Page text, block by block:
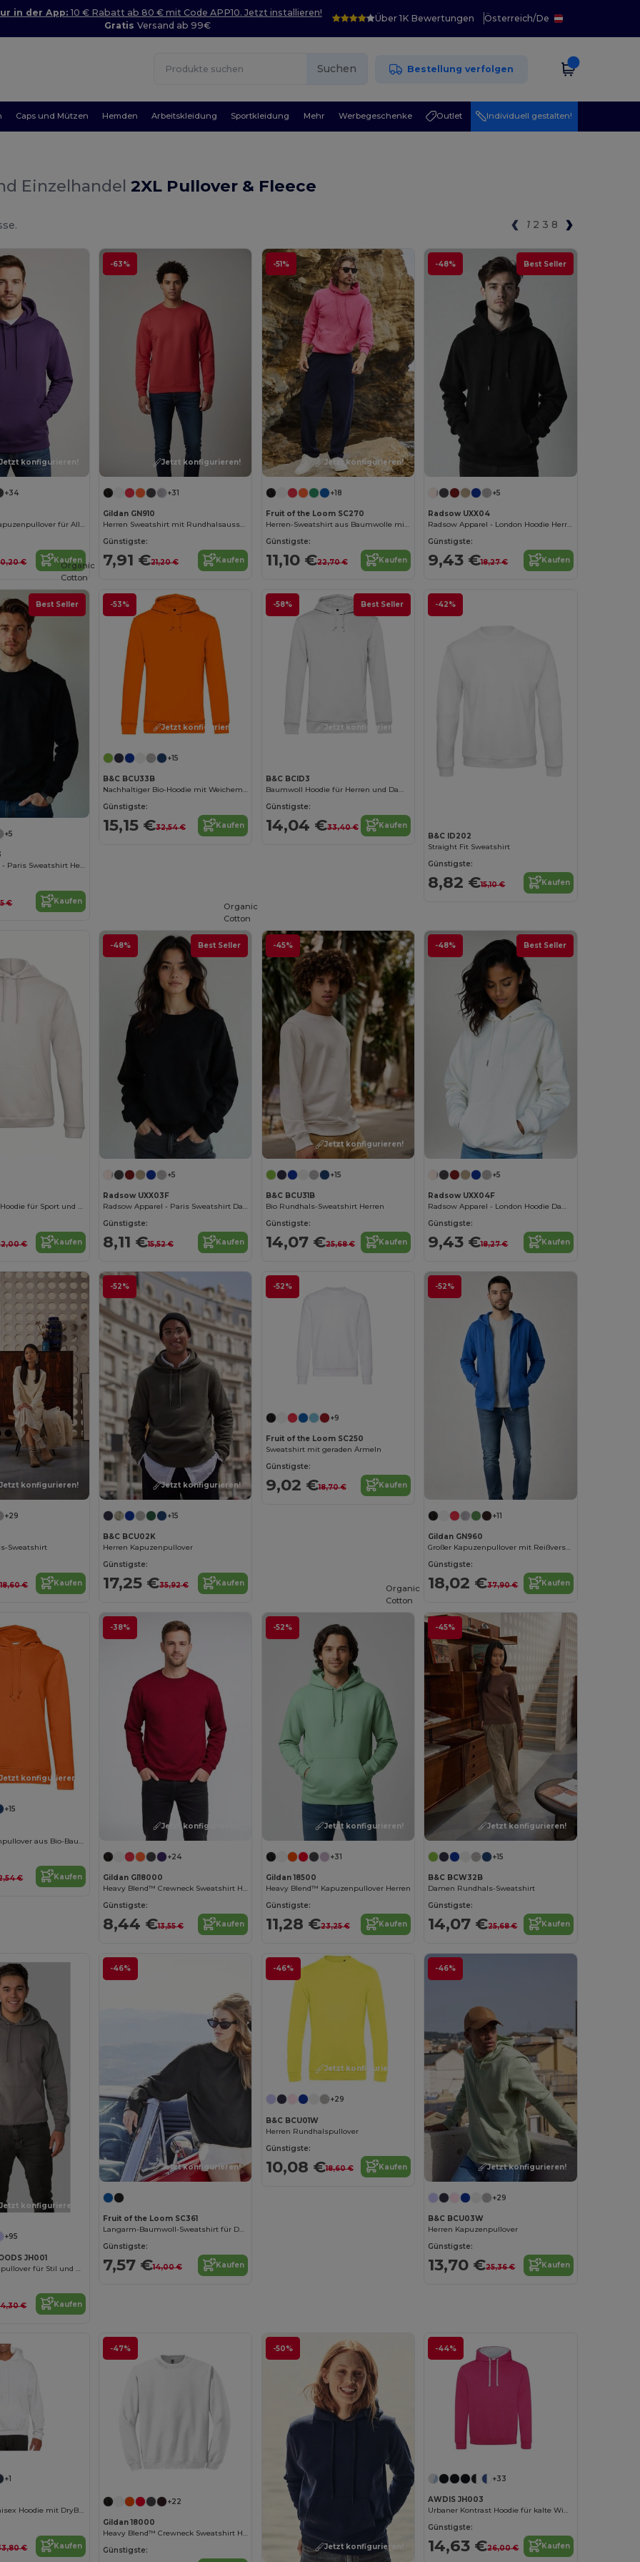
in der App: 10 € Rabatt ab 80 € mit Code APP10. Jetzt installieren!
Gratis Versand ab 99€
Über 1K Bewertungen Österreich/De
Suchen Bestellung verfolgen
Caps und Mützen Hemden Arbeitskleidung Sportkleidung Mehr Werbegeschenke Outlet Individuell gestalten!
Einzelhandel 2XL Pullover & Fleece
1 2 3 8
konfigurieren!
+34
Gildan Unisex Kapuzenpullover für Alltag
€ Kaufen
-63%
Jetzt konfigurieren!
+31
Gildan GN910
Herren Sweatshirt mit Rundhalsausschnitt
Günstigste:
7,91 €21,20 € Kaufen
-51%
Jetzt konfigurieren!
+18
Fruit of the Loom SC270
Herren-Sweatshirt aus Baumwolle mit Kapuze
Günstigste:
11,10 €22,70 € Kaufen
-48% Best Seller
+5
Radsow UXX04
Radsow Apparel - London Hoodie Herren
Günstigste:
9,43 €18,27 € Kaufen
Best Seller
+5
Radsow Apparel - Paris Sweatshirt Herren
€ Kaufen
-53%
Organic
Cotton
Jetzt konfigurieren!
+15
B&C BCU33B
Nachhaltiger Bio-Hoodie mit Weichem Tragekomfort
Günstigste:
15,15 €32,54 € Kaufen
-58% Best Seller
Jetzt konfigurieren!
B&C BCID3
Baumwoll Hoodie für Herren und Damen
Günstigste:
14,04 €33,40 € Kaufen
-42%
B&C ID202
Straight Fit Sweatshirt
Günstigste:
8,82 €15,10 € Kaufen
Unisex Komfort Hoodie für Sport und Freizeit
€ Kaufen
-48% Best Seller
+5
Radsow UXX03F
Radsow Apparel - Paris Sweatshirt Damen
Günstigste:
8,11 €15,52 € Kaufen
-45%
Organic
Cotton
Jetzt konfigurieren!
+15
B&C BCU31B
Bio Rundhals-Sweatshirt Herren
Günstigste:
14,07 €25,68 € Kaufen
-48% Best Seller
+5
Radsow UXX04F
Radsow Apparel - London Hoodie Damen
Günstigste:
9,43 €18,27 € Kaufen
konfigurieren!
+29
Sweatshirt
18,60 € Kaufen
-52%
Jetzt konfigurieren!
+15
B&C BCU02K
Herren Kapuzenpullover
Günstigste:
17,25 €35,92 € Kaufen
-52%
Jetzt konfigurieren!
+9
Fruit of the Loom SC250
Sweatshirt mit geraden Ärmeln
Günstigste:
9,02 €18,70 € Kaufen
-52%
+11
Gildan GN960
Großer Kapuzenpullover mit Reißverschluss
Günstigste:
18,02 €37,90 € Kaufen
konfigurieren!
+15
Damen Kapuzenpullover aus Bio-Baumwolle
€ Kaufen
-38%
Jetzt konfigurieren!
+24
Gildan GI18000
Heavy Blend™ Crewneck Sweatshirt Herren
Günstigste:
8,44 €13,55 € Kaufen
-52%
Jetzt konfigurieren!
+31
Gildan 18500
Heavy Blend™ Kapuzenpullover Herren
Günstigste:
11,28 €23,25 € Kaufen
-45%
Organic
Cotton
Jetzt konfigurieren!
+15
B&C BCW32B
Damen Rundhals-Sweatshirt
Günstigste:
14,07 €25,68 € Kaufen
konfigurieren!
+95
JH001
€ Kaufen
-46%
Jetzt konfigurieren!
Fruit of the Loom SC361
Langarm-Baumwoll-Sweatshirt für Damen
Günstigste:
7,57 €14,00 € Kaufen
-46%
Jetzt konfigurieren!
+29
B&C BCU01W
Herren Rundhalspullover
Günstigste:
10,08 €18,60 € Kaufen
-46%
Jetzt konfigurieren!
+29
B&C BCU03W
Herren Kapuzenpullover
Günstigste:
13,70 €25,36 € Kaufen
+1
Komfortabler Unisex Hoodie mit DryBlend Technologie
€ Kaufen
-47%
Jetzt konfigurieren!
+22
Gildan 18000
Heavy Blend™ Crewneck Sweatshirt Herren
Günstigste:
-50%
Jetzt konfigurieren!
-44%
+33
AWDIS JH003
Urbaner Kontrast Hoodie für kalte Wintertage
Günstigste:
14,63 €26,00 € Kaufen